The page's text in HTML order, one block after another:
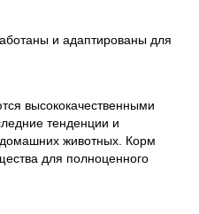
и адаптированы для
высококачественными
тенденции и
домашних животных. Корм
для полноценного